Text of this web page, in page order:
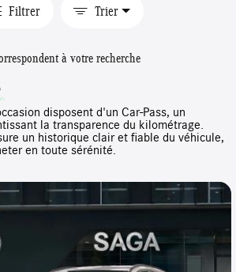
Filtrer Trier
à votre recherche
disposent d'un Car-Pass, un
la transparence du kilométrage.
un historique clair et fiable du véhicule,
en toute sérénité.